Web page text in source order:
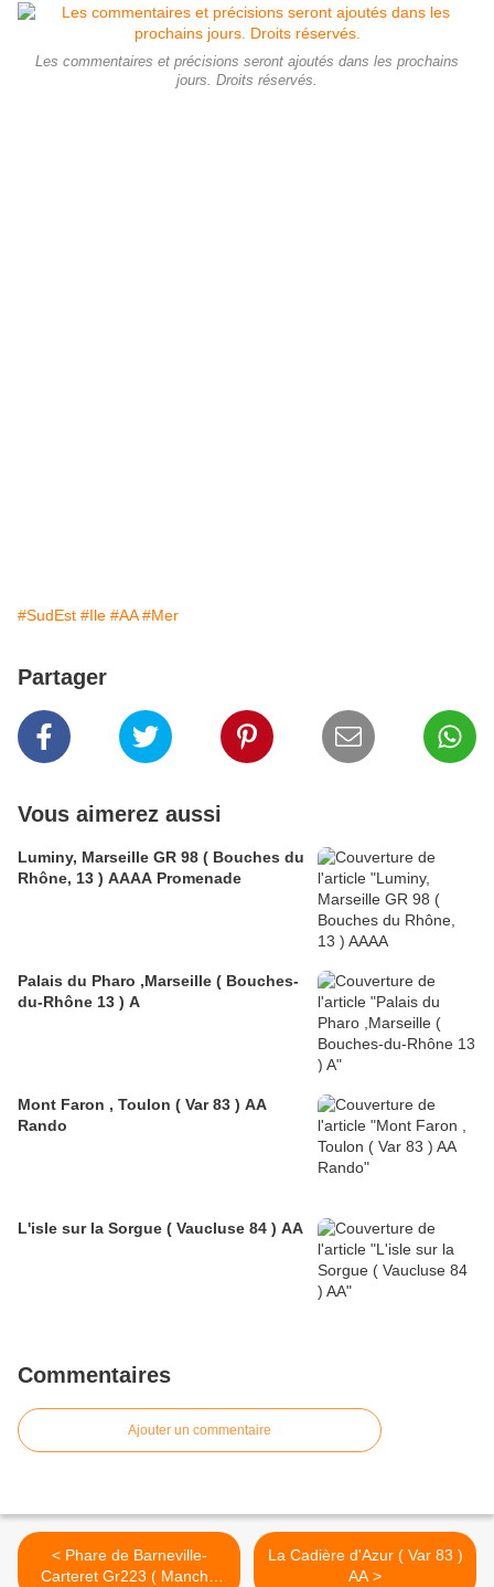
Les commentaires et précisions seront ajoutés dans les prochains
jours. Droits réservés.
#SudEst #Ile #AA #Mer
Partager
Vous aimerez aussi
Luminy, Marseille GR 98 ( Bouches du
Rhône, 13 ) AAAA Promenade
Palais du Pharo ,Marseille ( Bouches-
du-Rhône 13 ) A
Mont Faron , Toulon ( Var 83 ) AA
Rando
L'isle sur la Sorgue ( Vaucluse 84 ) AA
Commentaires
Ajouter un commentaire
< Phare de Barneville-
Carteret Gr223 ( Manche
La Cadière d'Azur ( Var 83 )
AA >